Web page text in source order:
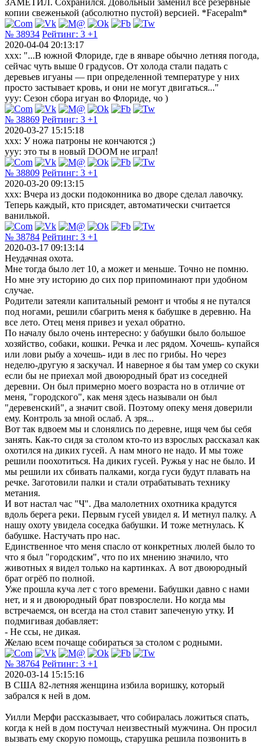
копии свеженькой (абсолютно пустой) версией. *Facepalm*
№ 38934 Рейтинг: 3 +1
2020-04-04 20:13:17
ххх: "...В южной Флориде, где в январе обычно летняя погода,
сейчас чуть выше 0 градусов. От холода стали падать с
деревьев игуаны — при определенной температуре у них
просто застывает кровь, и они не могут двигаться..."
yyy: Сезон сбора игуан во Флориде, чо )
№ 38869 Рейтинг: 3 +1
2020-03-27 15:15:18
xxx: У ножа патроны не кончаются ;)
ууу: это ты в новый DOOM не играл!
№ 38809 Рейтинг: 3 +1
2020-03-20 09:13:15
xxx: Вчера из доски подоконника во дворе сделал лавочку.
Теперь каждый, кто присядет, автоматически считается
ванилькой.
№ 38784 Рейтинг: 3 +1
2020-03-17 09:13:14
Неудачная охота.
Мне тогда было лет 10, а может и меньше. Точно не помню.
Но мне эту историю до сих пор припоминают при удобном
случае.
Родители затеяли капитальный ремонт и чтобы я не путался
под ногами, решили сбагрить меня к бабушке в деревню. На
все лето. Отец меня привез и уехал обратно.
По началу было очень интересно: у бабушки было большое
хозяйство, собаки, кошки. Речка и лес рядом. Хочешь- купайся
или лови рыбу а хочешь- иди в лес по грибы. Но через
неделю-другую я заскучал. И наверное я бы там умер со скуки
если бы не приехал мой двоюродный брат из соседней
деревни. Он был примерно моего возраста но в отличие от
меня, "городского", как меня здесь называли он был
"деревенский", а значит свой. Поэтому опеку меня доверили
ему. Контроль за мной ослаб. А зря...
Вот так вдвоем мы и слонялись по деревне, ищя чем бы себя
занять. Как-то сидя за столом кто-то из взрослых рассказал как
охотился на диких гусей. А нам много не надо. И мы тоже
решили поохотиться. На диких гусей. Ружья у нас не было. И
мы решили их сбивать палками, когда гуси будут плавать на
речке. Заготовили палки и стали отрабатывать технику
метания.
И вот настал час "Ч". Два малолетних охотника крадутся
вдоль берега реки. Первым гусей увидел я. И метнул палку. А
нашу охоту увидела соседка бабушки. И тоже метнулась. К
бабушке. Настучать про нас.
Единственное что меня спасло от конкретных люлей было то
что я был "городским", что по их мнению значило, что
животных я видел только на картинках. А вот двоюродный
брат огрёб по полной.
Уже прошла куча лет с того времени. Бабушки давно с нами
нет, и я и двоюродный брат повзрослели. Но когда мы
встречаемся, он всегда на стол ставит запеченую утку. И
подмигивая добавляет:
- Не ссы, не дикая.
Желаю всем почаще собираться за столом с родными.
№ 38764 Рейтинг: 3 +1
2020-03-14 15:15:16
В США 82-летняя женщина избила воришку, который
забрался к ней в дом.
Уилли Мерфи рассказывает, что собиралась ложиться спать,
когда к ней в дом постучал неизвестный мужчина. Он просил
вызвать ему скорую помощь, старушка решила позвонить в